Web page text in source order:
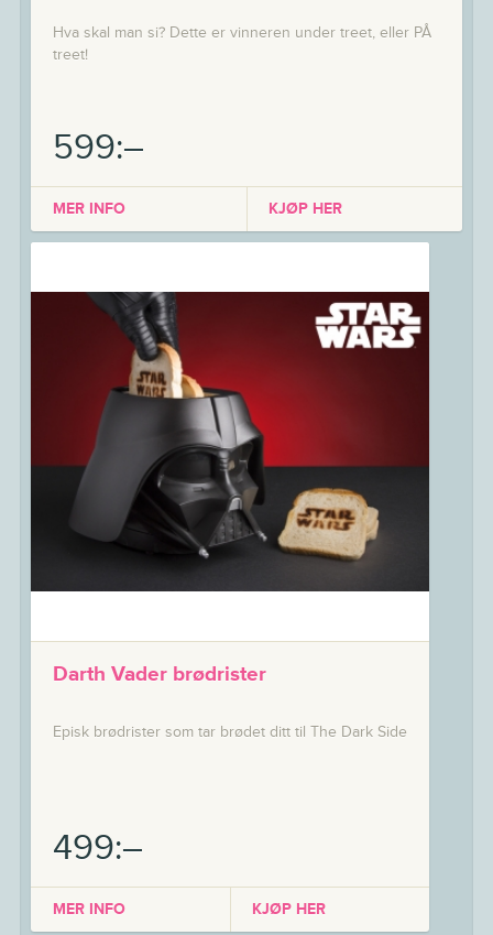
Hva skal man si? Dette er vinneren under treet, eller PÅ
treet!
599:–
MER INFO KJØP HER
Darth Vader brødrister
Episk brødrister som tar brødet ditt til The Dark Side
499:–
MER INFO KJØP HER